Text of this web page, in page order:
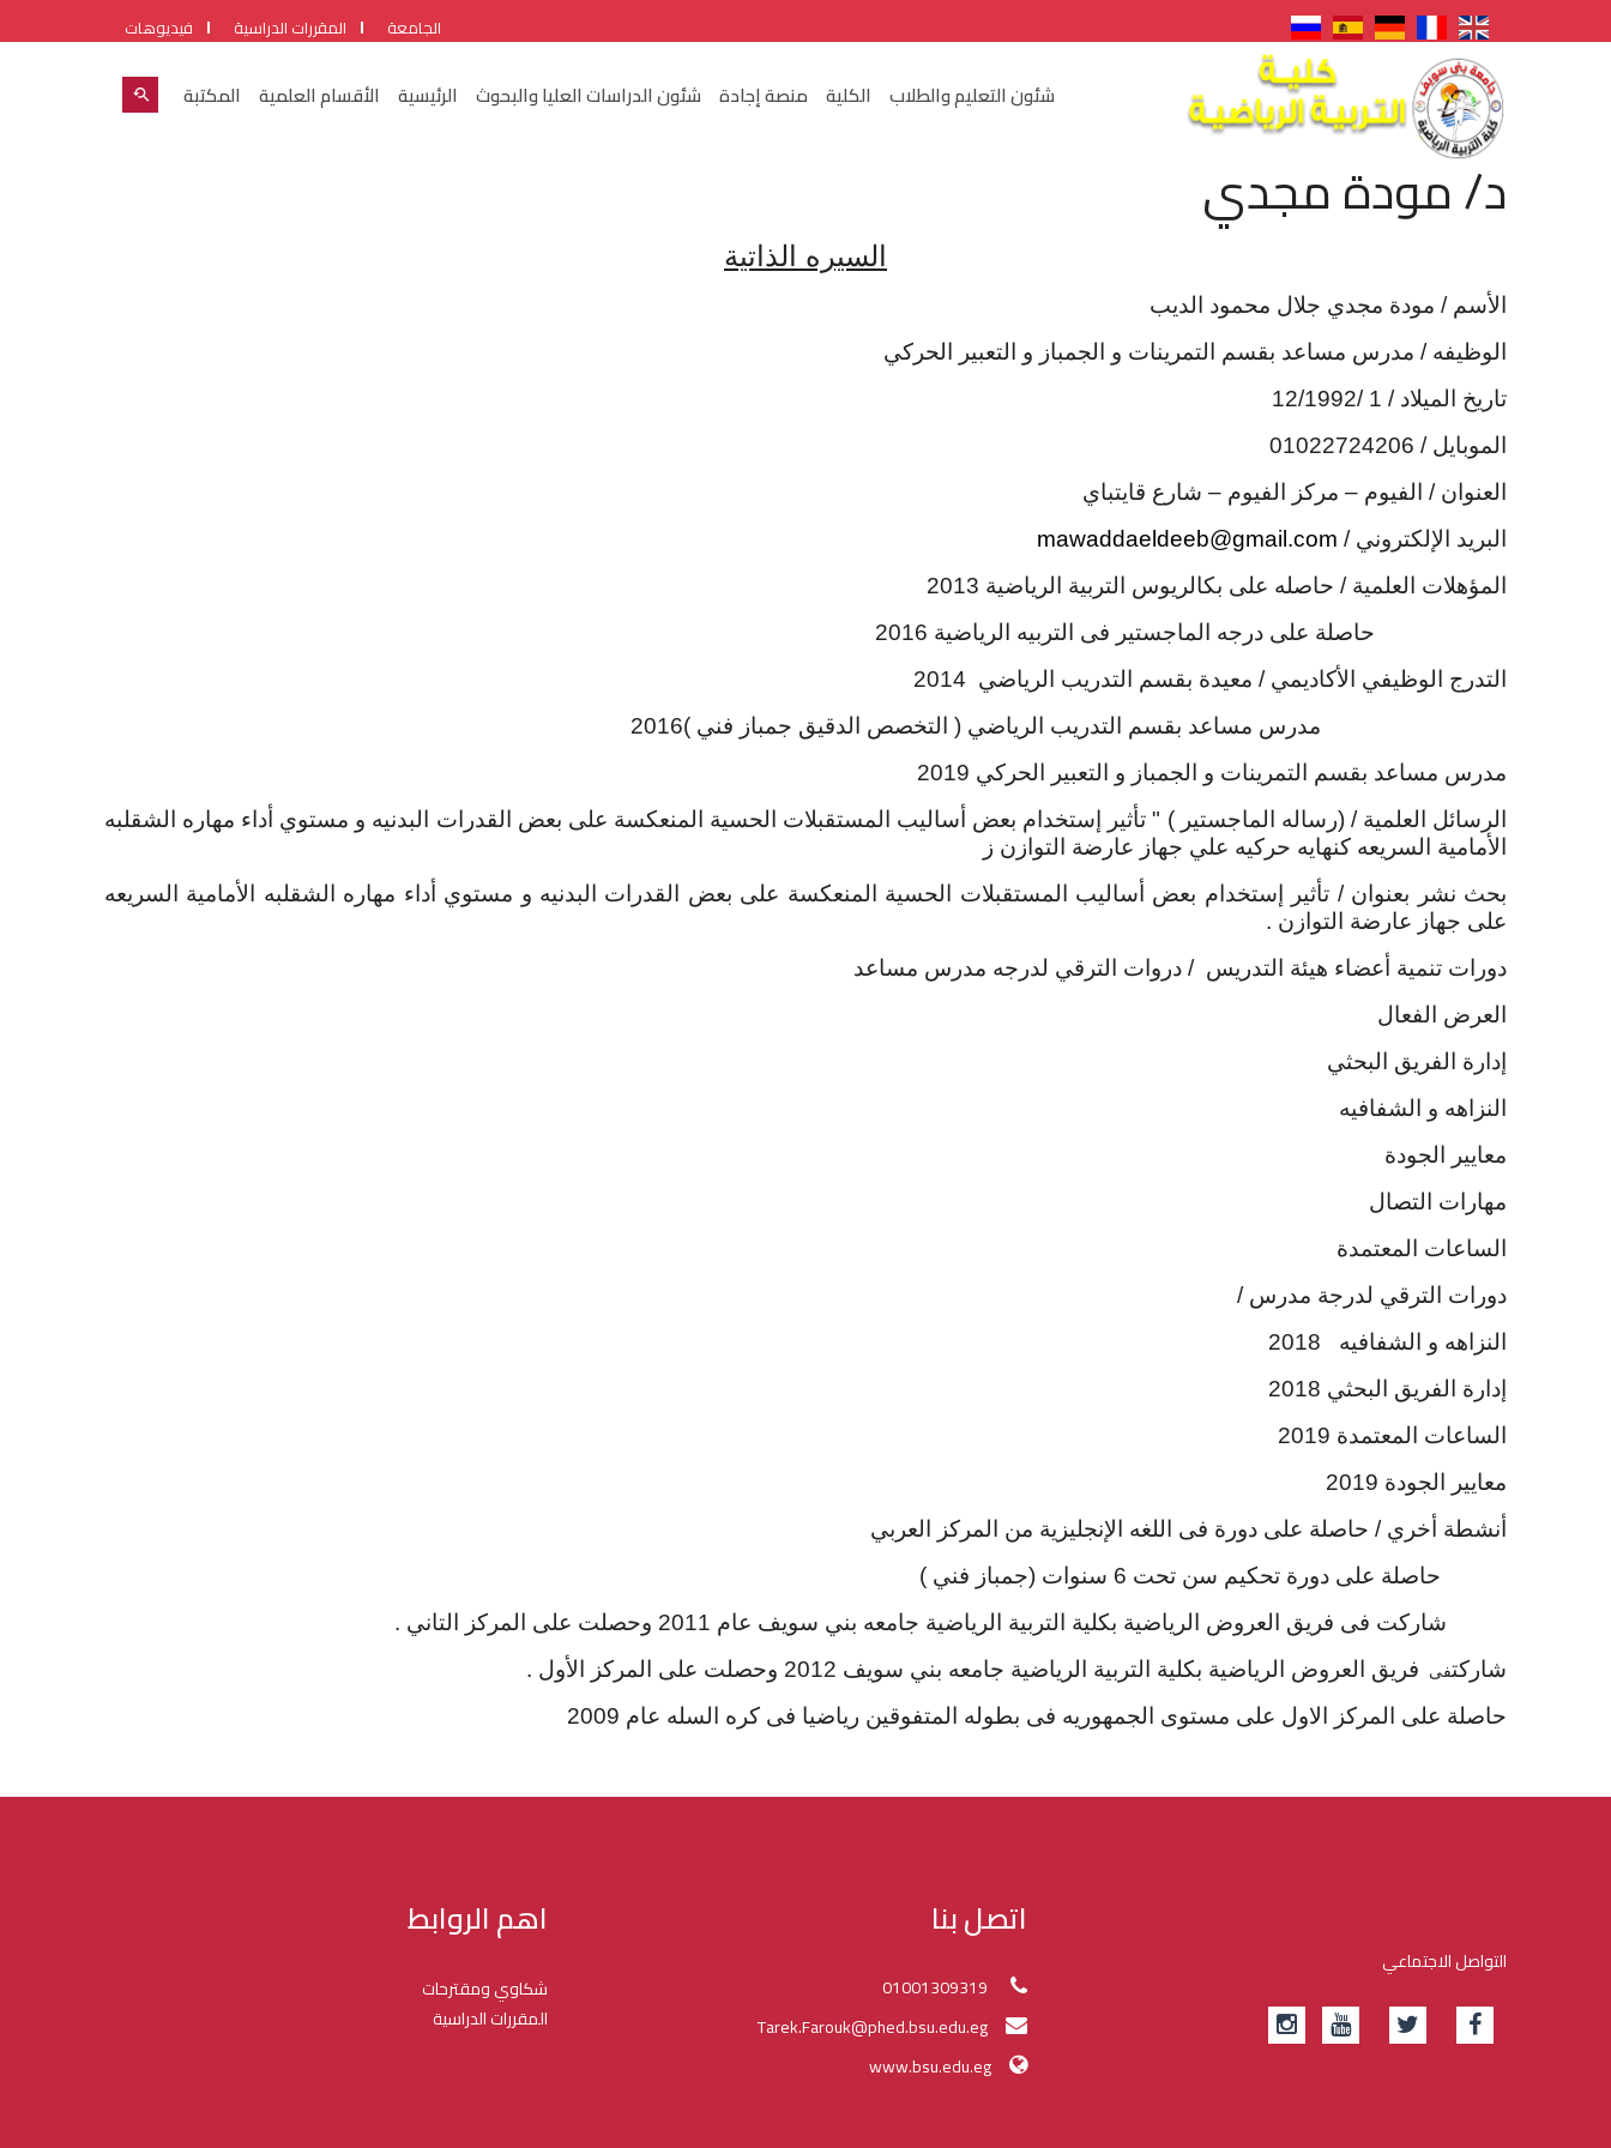
الجامعة المقررات الدراسية فيديوهات
شئون التعليم والطلاب الكلية منصة إجادة شئون الدراسات العليا والبحوث الرئيسية الأقسام العلمية المكتبة
د/ مودة مجدي
السيره الذاتية
الأسم / مودة مجدي جلال محمود الديب
الوظيفه / مدرس مساعد بقسم التمرينات و الجمباز و التعبير الحركي
تاريخ الميلاد / 1 /12/1992
الموبايل / 01022724206
العنوان / الفيوم – مركز الفيوم – شارع قايتباي
البريد الإلكتروني /
mawaddaeldeeb@gmail.com
المؤهلات العلمية / حاصله على بكالريوس التربية الرياضية 2013
حاصلة على درجه الماجستير فى التربيه الرياضية 2016
التدرج الوظيفي الأكاديمي / معيدة بقسم التدريب الرياضي 2014
مدرس مساعد بقسم التدريب الرياضي ( التخصص الدقيق جمباز فني )2016
مدرس مساعد بقسم التمرينات و الجمباز و التعبير الحركي 2019
الرسائل العلمية / (رساله الماجستير ) " تأثير إستخدام بعض أساليب المستقبلات الحسية المنعكسة على بعض القدرات البدنيه و مستوي أداء مهاره الشقلبه
الأمامية السريعه كنهايه حركيه علي جهاز عارضة التوازن ز
بحث نشر بعنوان / تأثير إستخدام بعض أساليب المستقبلات الحسية المنعكسة على بعض القدرات البدنيه و مستوي أداء مهاره الشقلبه الأمامية السريعه
على جهاز عارضة التوازن .
دورات تنمية أعضاء هيئة التدريس / دروات الترقي لدرجه مدرس مساعد
العرض الفعال
إدارة الفريق البحثي
النزاهه و الشفافيه
معايير الجودة
مهارات التصال
الساعات المعتمدة
دورات الترقي لدرجة مدرس /
النزاهه و الشفافيه 2018
إدارة الفريق البحثي 2018
الساعات المعتمدة 2019
معايير الجودة 2019
أنشطة أخري/ حاصلة على دورة فى اللغه الإنجليزية من المركز العربي
حاصلة على دورة تحكيم سن تحت 6 سنوات (جمباز فني )
شاركت فى فريق العروض الرياضية بكلية التربية الرياضية جامعه بني سويف عام 2011 وحصلت على المركز التاني .
شاركتفى فريق العروض الرياضية بكلية التربية الرياضية جامعه بني سويف
حاصلة على المركز الاول على مستوى الجمهوريه فى بطوله المتفوقين رياضيا فى كره السله عام 2009
التواصل الاجتماعي
اتصل بنا
www.bsu.edu.eg
اهم الروابط
شكاوي ومقترحات
المقررات الدراسية